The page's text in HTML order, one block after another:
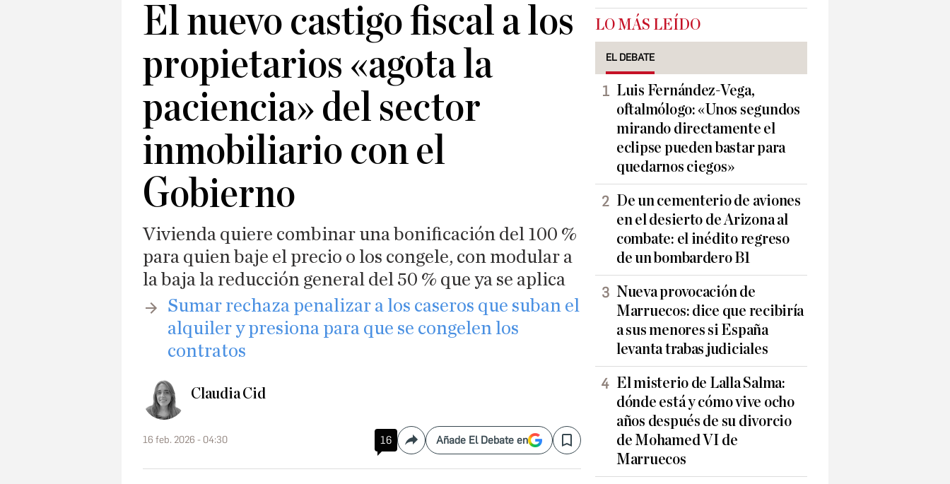
El nuevo castigo fiscal a los
propietarios «agota la
paciencia» del sector
inmobiliario con el
Gobierno
Vivienda quiere combinar una bonificación del 100 %
para quien baje el precio o los congele, con modular a
la baja la reducción general del 50 % que ya se aplica
​Sumar rechaza penalizar a los caseros que suban el
alquiler y presiona para que se congelen los
contratos
Claudia Cid
16 feb. 2026 - 04:30 16 CompartirAñade El Debate en Save
LO MÁS LEÍDO
EL DEBATE
Luis Fernández-Vega,
oftalmólogo: «Unos segundos
mirando directamente el
eclipse pueden bastar para
quedarnos ciegos»
De un cementerio de aviones
en el desierto de Arizona al
combate: el inédito regreso
de un bombardero B1
Nueva provocación de
Marruecos: dice que recibiría
a sus menores si España
levanta trabas judiciales
El misterio de Lalla Salma:
dónde está y cómo vive ocho
años después de su divorcio
de Mohamed VI de
Marruecos